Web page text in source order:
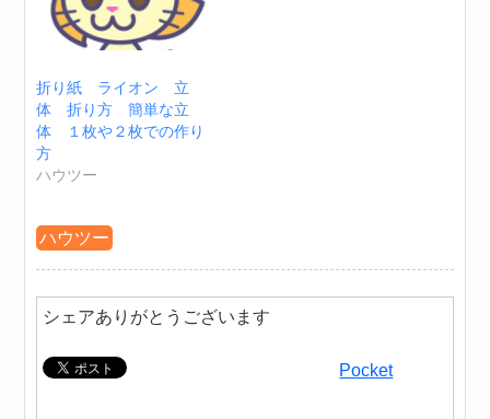
折り紙 ライオン 立
体 折り方 簡単な立
体 １枚や２枚での作り
方
ハウツー
ハウツー
シェアありがとうございます
Pocket